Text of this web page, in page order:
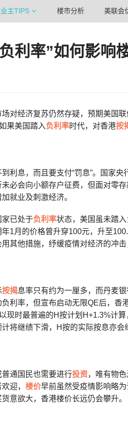
业主TIPS 楼市分析 美联会
利率”如何影响
对经济复苏仍然存疑，预期美国
果美国踏入负利率时代，对香港按
利息，而且要支付“罚息”。国家
必会向小额存户征费，但面对零
就业及刺激经济。
家已处于负利率状态，美国虽未踏入
1月的价格曾升穿100元，升至
其他措施，纾缓疫情对经济的冲
按揭息率只有约为一厘多，而丹麦
利率，但宣布启动无限QE后，香
现时最普遍的H按计划H+1.3%计
将继绩下滑，H按的实际按息亦会
通国民也需要进行投资，唯有物
迎， 楼价早前虽然受疫情影响略
意欲大，香港楼价长远仍会攀升。